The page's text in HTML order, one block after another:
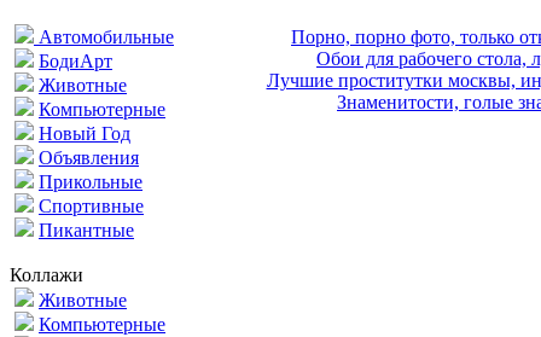
Автомобильные
БодиАрт
Животные
Компьютерные
Новый Год
Объявления
Прикольные
Спортивные
Пикантные
Коллажи
Животные
Компьютерные
Порно, порно фото, только
Обои для рабочего стола,
Лучшие проститутки москвы,
Знаменитости, голые